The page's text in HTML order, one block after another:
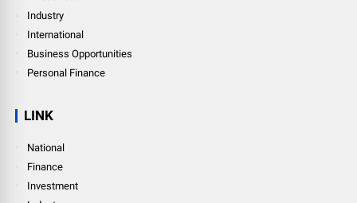
Industry
International
Business Opportunities
Personal Finance
LINK
National
Finance
Investment